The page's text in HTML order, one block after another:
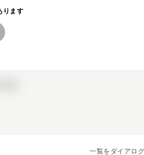
ります
一覧をダイアロ